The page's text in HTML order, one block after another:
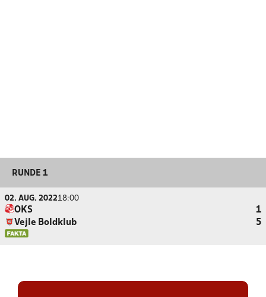
RUNDE 1
02. AUG. 202218:00
OKS
1
Vejle Boldklub
5